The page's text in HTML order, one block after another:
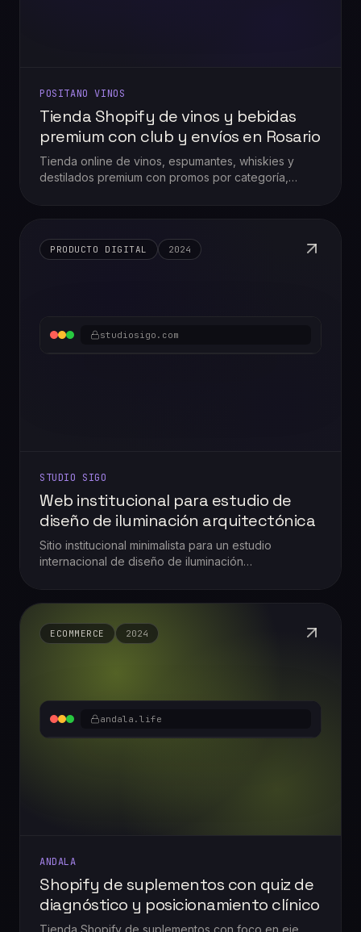
POSITANO VINOS
Tienda Shopify de vinos y bebidas
premium con club y envíos en Rosario
Tienda online de vinos, espumantes, whiskies y
destilados premium con promos por categoría,
studiosigo.com
PRODUCTO DIGITAL 2024
STUDIO SIGO
Web institucional para estudio de
diseño de iluminación arquitectónica
Sitio institucional minimalista para un estudio
internacional de diseño de iluminación
andala.life
ECOMMERCE 2024
ANDALA
Shopify de suplementos con quiz de
diagnóstico y posicionamiento clínico
Tienda Shopify de suplementos con foco en eje